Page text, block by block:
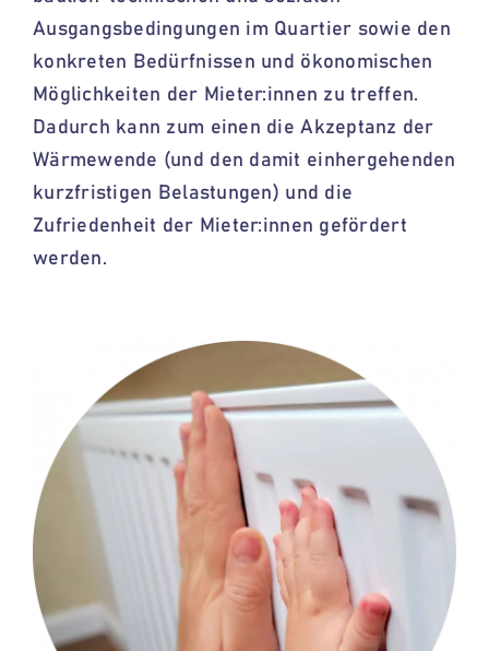
Ausgangsbedingungen im Quartier sowie den
konkreten Bedürfnissen und ökonomischen
Möglichkeiten der Mieter:innen zu treffen.
Dadurch kann zum einen die Akzeptanz der
Wärmewende (und den damit einhergehenden
kurzfristigen Belastungen) und die
Zufriedenheit der Mieter:innen gefördert
werden.